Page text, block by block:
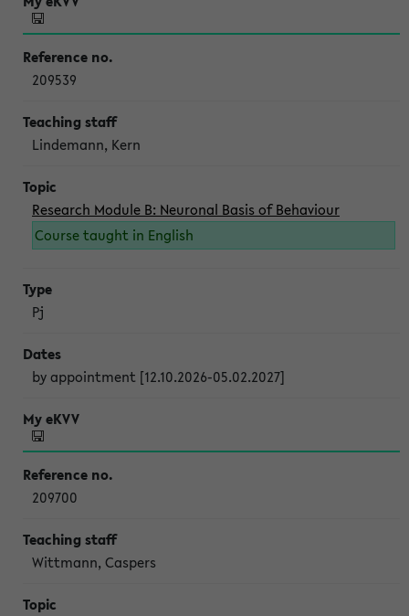
209539
Lindemann, Kern
Research Module B: Neuronal Basis of Behaviour
Course taught in English
Pj
by appointment [12.10.2026-05.02.2027]
209700
Wittmann, Caspers